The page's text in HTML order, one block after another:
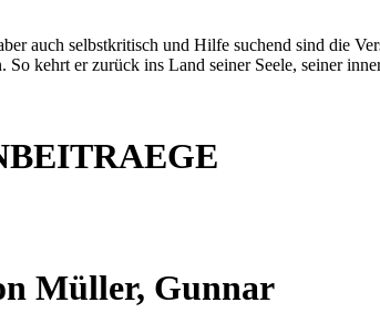
auch selbstkritisch und Hilfe suchend sind die
So kehrt er zurück ins Land seiner Seele, seiner
Müller, Gunnar